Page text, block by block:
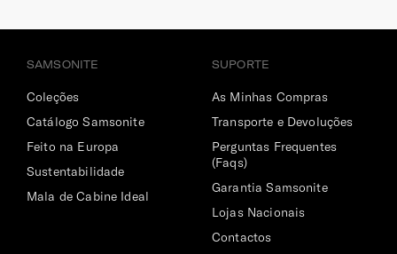
SAMSONITE
Coleções
Catálogo Samsonite
Feito na Europa
Sustentabilidade
Mala de Cabine Ideal
SUPORTE
As Minhas Compras
Transporte e Devoluções
Perguntas Frequentes
(Faqs)
Garantia Samsonite
Lojas Nacionais
Contactos